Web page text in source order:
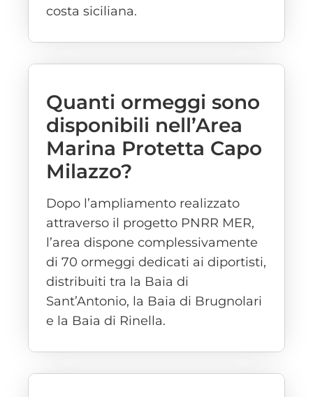
costa siciliana.
Quanti ormeggi sono
disponibili nell’Area
Marina Protetta Capo
Milazzo?
Dopo l’ampliamento realizzato
attraverso il progetto PNRR MER,
l’area dispone complessivamente
di 70 ormeggi dedicati ai diportisti,
distribuiti tra la Baia di
Sant’Antonio, la Baia di Brugnolari
e la Baia di Rinella.